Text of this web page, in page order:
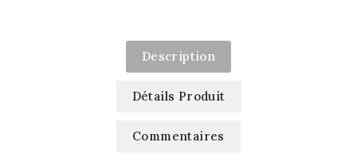
Description
Détails Produit
Commentaires